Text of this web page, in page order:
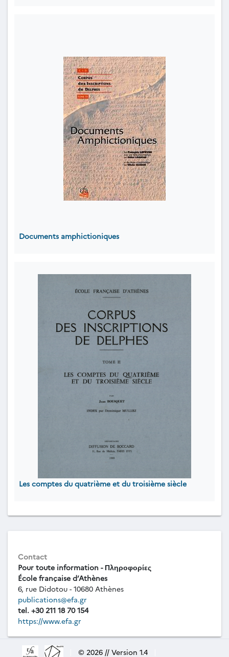
Documents amphictioniques
Les comptes du quatrième et du troisième siècle
Contact
Pour toute information - Πληροφορίες
École française d’Athènes
6, rue Didotou - 10680 Athènes
publications@efa.gr
tel. +30 211 18 70 154
https://www.efa.gr
© 2026 // Version 1.4